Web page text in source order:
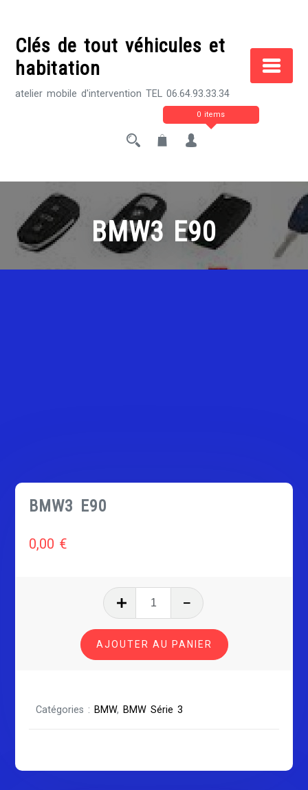
contentClés de tout véhicules et
habitation
atelier mobile d'intervention TEL 06.64.93.33.34
0 items
BMW3 E90
BMW3 E90
0,00 €
quantité
BMW3
E90
AJOUTER AU PANIER
Catégories :BMW,BMW Série 3